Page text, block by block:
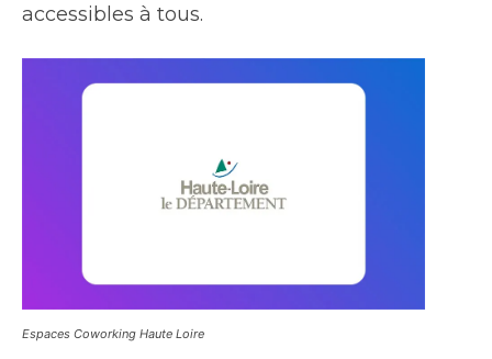
accessibles à tous.
Espaces Coworking Haute Loire